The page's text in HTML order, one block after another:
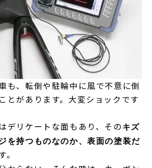
も、転倒や駐輪中に風で不意に倒
とがあります。大変ショックです
デリケートな面もあり、その キズ
を持つものなのか、表面の塗装だ